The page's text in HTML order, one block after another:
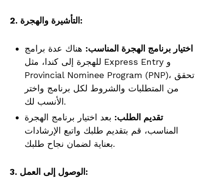
2. التأشيرة والهجرة:
اختيار برنامج الهجرة المناسب: هناك عدة برامج
للهجرة إلى كندا، مثل Express Entry و
Provincial Nominee Program (PNP)، تحقق
من المتطلبات والشروط لكل برنامج واختر
الأنسب لك.
تقديم الطلب: بعد اختيار برنامج الهجرة
المناسب، قم بتقديم طلبك واتبع الإرشادات
بعناية لضمان نجاح طلبك.
3. الوصول إلى العمل: